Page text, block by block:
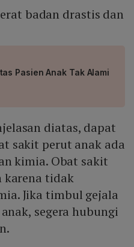
badan drastis dan
Pasien Anak Tak Alami
diatas, dapat
sakit perut anak ada
kimia. Obat sakit
karena tidak
Jika timbul gejala
segera hubungi